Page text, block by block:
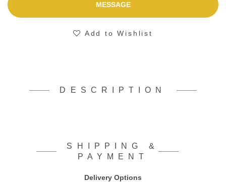
MESSAGE
Add to Wishlist
DESCRIPTION
SHIPPING &
PAYMENT
Delivery Options